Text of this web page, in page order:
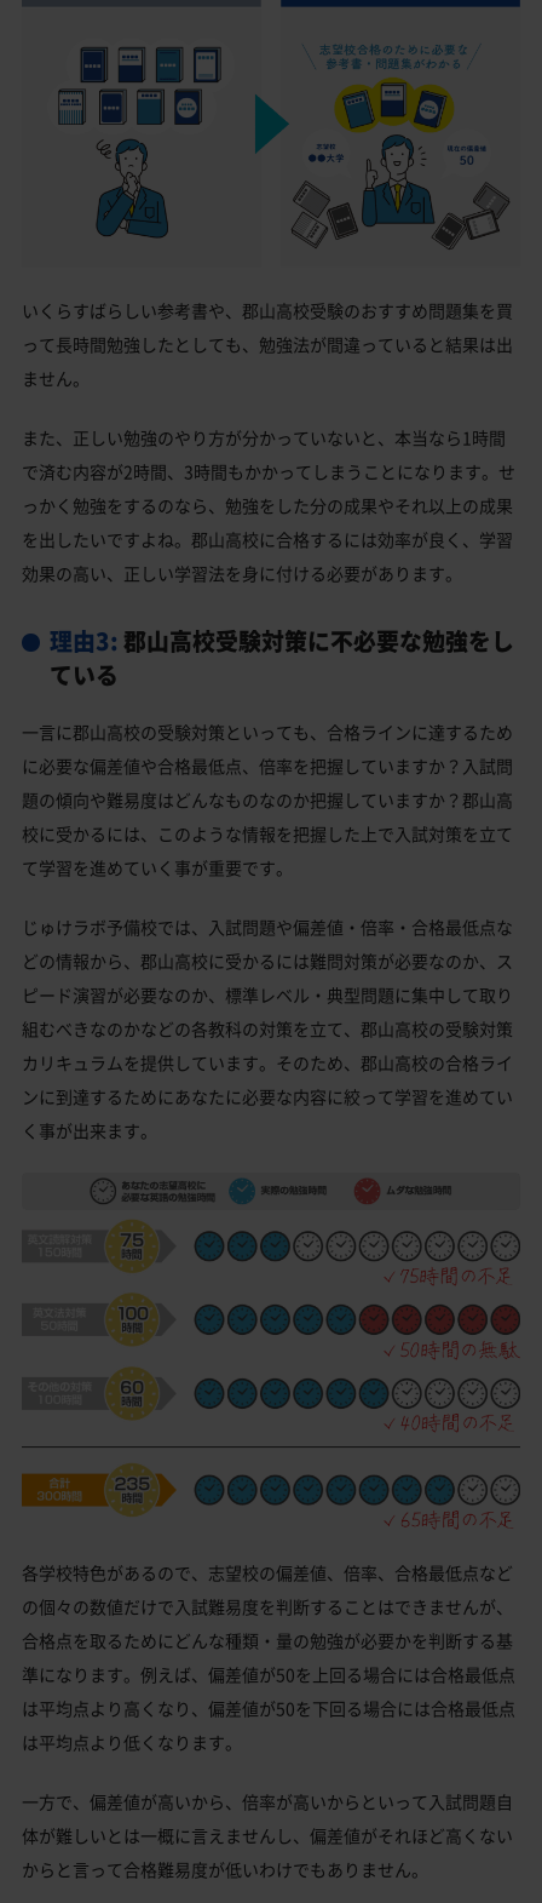
いくらすばらしい参考書や、郡山高校受験のおすすめ問題集を買
って長時間勉強したとしても、勉強法が間違っていると結果は出
ません。
また、正しい勉強のやり方が分かっていないと、本当なら1時間
で済む内容が2時間、3時間もかかってしまうことになります。せ
っかく勉強をするのなら、勉強をした分の成果やそれ以上の成果
を出したいですよね。郡山高校に合格するには効率が良く、学習
効果の高い、正しい学習法を身に付ける必要があります。
理由3: 郡山高校受験対策に不必要な勉強をし
ている
一言に郡山高校の受験対策といっても、合格ラインに達するため
に必要な偏差値や合格最低点、倍率を把握していますか？入試問
題の傾向や難易度はどんなものなのか把握していますか？郡山高
校に受かるには、このような情報を把握した上で入試対策を立て
て学習を進めていく事が重要です。
じゅけラボ予備校では、入試問題や偏差値・倍率・合格最低点な
どの情報から、郡山高校に受かるには難問対策が必要なのか、ス
ピード演習が必要なのか、標準レベル・典型問題に集中して取り
組むべきなのかなどの各教科の対策を立て、郡山高校の受験対策
カリキュラムを提供しています。そのため、郡山高校の合格ライ
ンに到達するためにあなたに必要な内容に絞って学習を進めてい
く事が出来ます。
各学校特色があるので、志望校の偏差値、倍率、合格最低点など
の個々の数値だけで入試難易度を判断することはできませんが、
合格点を取るためにどんな種類・量の勉強が必要かを判断する基
準になります。例えば、偏差値が50を上回る場合には合格最低点
は平均点より高くなり、偏差値が50を下回る場合には合格最低点
は平均点より低くなります。
一方で、偏差値が高いから、倍率が高いからといって入試問題自
体が難しいとは一概に言えませんし、偏差値がそれほど高くない
からと言って合格難易度が低いわけでもありません。